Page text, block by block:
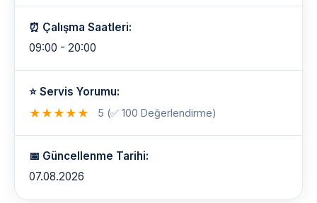
⏰ Çalışma Saatleri:
09:00 - 20:00
⭐ Servis Yorumu:
★ ★ ★ ★ ★ 5 (✅ 100 Değerlendirme)
📅 Güncellenme Tarihi:
07.08.2026